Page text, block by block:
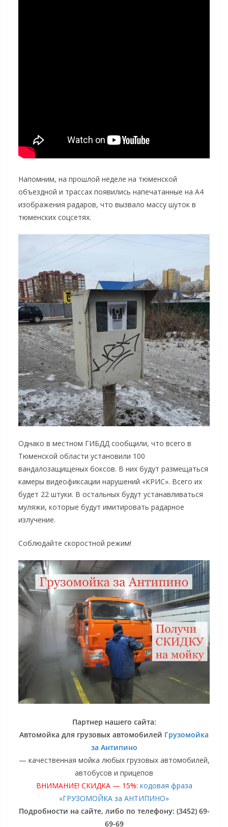
Напомним, на прошлой неделе на тюменской
объездной и трассах появились напечатанные на А4
изображения радаров, что вызвало массу шуток в
тюменских соцсетях.
Однако в местном ГИБДД сообщили, что всего в
Тюменской области установили 100
вандалозащищеных боксов. В них будут размещаться
камеры видеофиксации нарушений «КРИС». Всего их
будет 22 штуки. В остальных будут устанавливаться
муляжи, которые будут имитировать радарное
излучение.
Соблюдайте скоростной режим!
Партнер нашего сайта:
Автомойка для грузовых автомобилей Грузомойка
за Антипино
— качественная мойка любых грузовых автомобилей,
автобусов и прицепов
ВНИМАНИЕ! СКИДКА — 15%: кодовая фраза
«ГРУЗОМОЙКА за АНТИПИНО»
Подробности на сайте, либо по телефону: (3452) 69-
69-69